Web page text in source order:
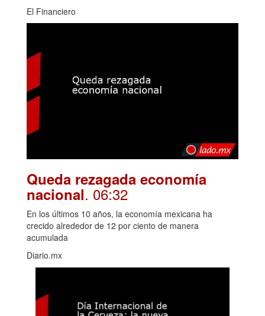
El Financiero
Queda rezagada economía
nacional. 06:32
En los últimos 10 años, la economía mexicana ha
crecido alrededor de 12 por ciento de manera
acumulada
Diario.mx